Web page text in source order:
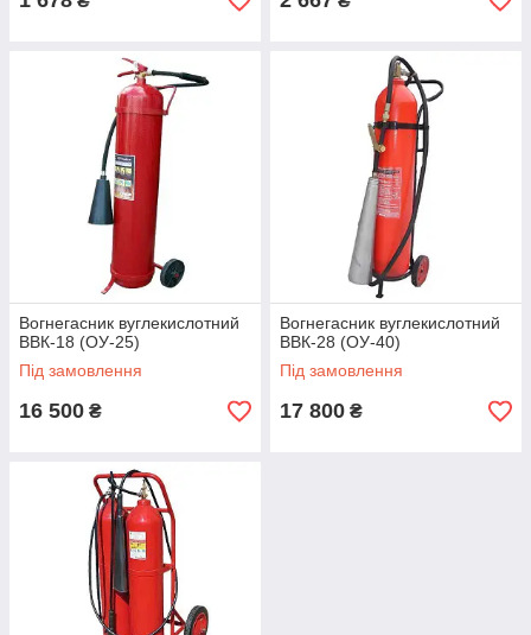
Вогнегасник вуглекислотний
ВВК-18 (ОУ-25)
Під замовлення
16 500 ₴
Вогнегасник вуглекислотний
ВВК-28 (ОУ-40)
Під замовлення
17 800 ₴